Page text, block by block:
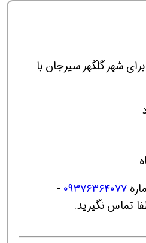
شهر گلگهر سیرجان با
۰۹۳۷۶۳۶۴۰۷۷ -
تماس نگیرید.